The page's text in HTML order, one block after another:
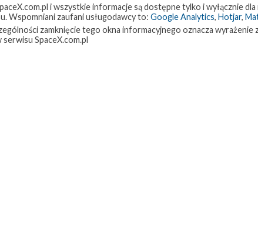
i wszystkie informacje są dostępne tylko i wyłącznie
Wspomniani zaufani usługodawcy to: Google Analytics, Hotjar,
zamknięcie tego okna informacyjnego oznacza
SpaceX.com.pl